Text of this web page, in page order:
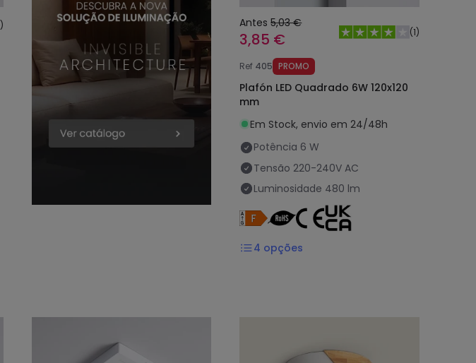
)
Antes 5,03 €
3,85 € (1)
Ref 405 PROMO
Plafón LED Quadrado 6W 120x120
mm
Em Stock, envio em 24/48h
Potência 6 W
Tensão 220-240V AC
Luminosidade 480 lm
4 opções